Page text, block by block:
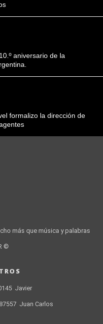
aniversario de la
formalizo la dirección de
más que música y palabras
©
Javier
Juan Carlos